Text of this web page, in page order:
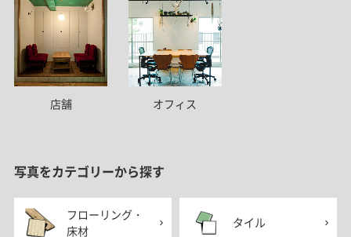
店舗 オフィス
写真をカテゴリーから探す
フローリング・
床材
タイル